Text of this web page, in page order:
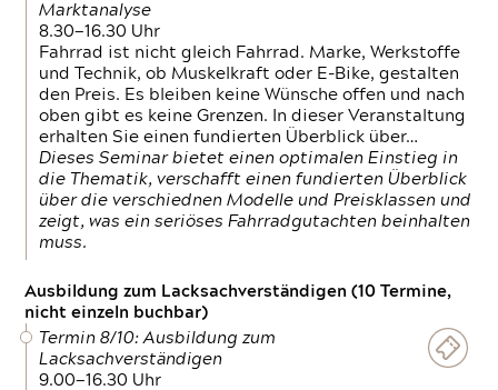
Marktanalyse
8.30—16.30 Uhr
Fahrrad ist nicht gleich Fahrrad. Marke, Werkstoffe
und Technik, ob Muskelkraft oder E-Bike, gestalten
den Preis. Es bleiben keine Wünsche offen und nach
oben gibt es keine Grenzen. In dieser Veranstaltung
erhalten Sie einen fundierten Überblick über…
Dieses Seminar bietet einen optimalen Einstieg in
die Thematik, verschafft einen fundierten Überblick
über die verschiednen Modelle und Preisklassen und
zeigt, was ein seriöses Fahrradgutachten beinhalten
muss.
Ausbildung zum Lacksachverständigen (10 Termine,
nicht einzeln buchbar)
Termin 8/10: Ausbildung zum
Lacksachverständigen
9.00—16.30 Uhr